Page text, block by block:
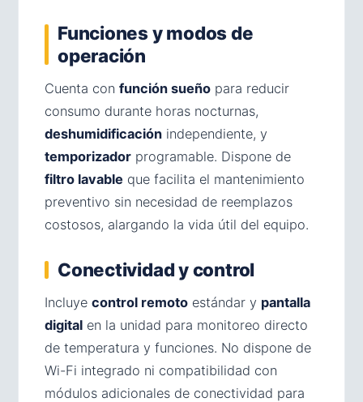
Funciones y modos de
operación
Cuenta con función sueño para reducir
consumo durante horas nocturnas,
deshumidificación independiente, y
temporizador programable. Dispone de
filtro lavable que facilita el mantenimiento
preventivo sin necesidad de reemplazos
costosos, alargando la vida útil del equipo.
Conectividad y control
Incluye control remoto estándar y pantalla
digital en la unidad para monitoreo directo
de temperatura y funciones. No dispone de
Wi-Fi integrado ni compatibilidad con
módulos adicionales de conectividad para